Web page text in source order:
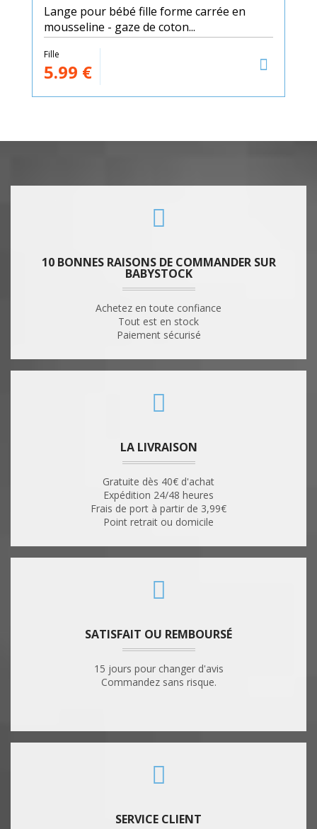
Lange pour bébé fille forme carrée en
mousseline - gaze de coton...
Fille
5.99 €
10 BONNES RAISONS DE COMMANDER SUR
BABYSTOCK
Achetez en toute confiance
Tout est en stock
Paiement sécurisé
LA LIVRAISON
Gratuite dès 40€ d'achat
Expédition 24/48 heures
Frais de port à partir de 3,99€
Point retrait ou domicile
SATISFAIT OU REMBOURSÉ
15 jours pour changer d'avis
Commandez sans risque.
SERVICE CLIENT